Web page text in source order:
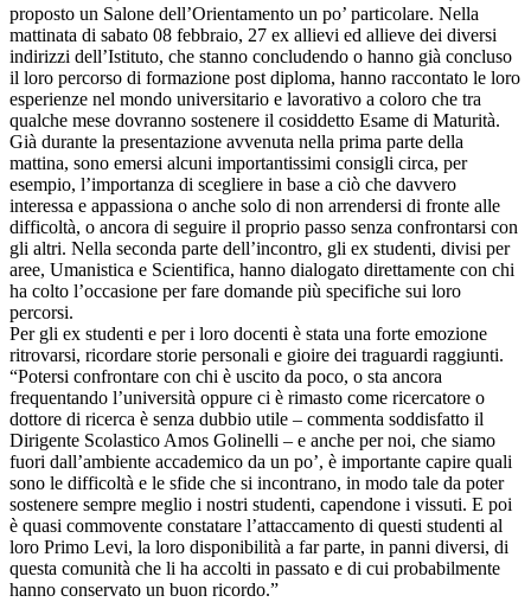
proposto un Salone dell’Orientamento un po’ particolare. Nella
mattinata di sabato 08 febbraio, 27 ex allievi ed allieve dei diversi
indirizzi dell’Istituto, che stanno concludendo o hanno già concluso
il loro percorso di formazione post diploma, hanno raccontato le loro
esperienze nel mondo universitario e lavorativo a coloro che tra
qualche mese dovranno sostenere il cosiddetto Esame di Maturità.
Già durante la presentazione avvenuta nella prima parte della
mattina, sono emersi alcuni importantissimi consigli circa, per
esempio, l’importanza di scegliere in base a ciò che davvero
interessa e appassiona o anche solo di non arrendersi di fronte alle
difficoltà, o ancora di seguire il proprio passo senza confrontarsi con
gli altri. Nella seconda parte dell’incontro, gli ex studenti, divisi per
aree, Umanistica e Scientifica, hanno dialogato direttamente con chi
ha colto l’occasione per fare domande più specifiche sui loro
percorsi.
Per gli ex studenti e per i loro docenti è stata una forte emozione
ritrovarsi, ricordare storie personali e gioire dei traguardi raggiunti.
“Potersi confrontare con chi è uscito da poco, o sta ancora
frequentando l’università oppure ci è rimasto come ricercatore o
dottore di ricerca è senza dubbio utile – commenta soddisfatto il
Dirigente Scolastico Amos Golinelli – e anche per noi, che siamo
fuori dall’ambiente accademico da un po’, è importante capire quali
sono le difficoltà e le sfide che si incontrano, in modo tale da poter
sostenere sempre meglio i nostri studenti, capendone i vissuti. E poi
è quasi commovente constatare l’attaccamento di questi studenti al
loro Primo Levi, la loro disponibilità a far parte, in panni diversi, di
questa comunità che li ha accolti in passato e di cui probabilmente
hanno conservato un buon ricordo.”